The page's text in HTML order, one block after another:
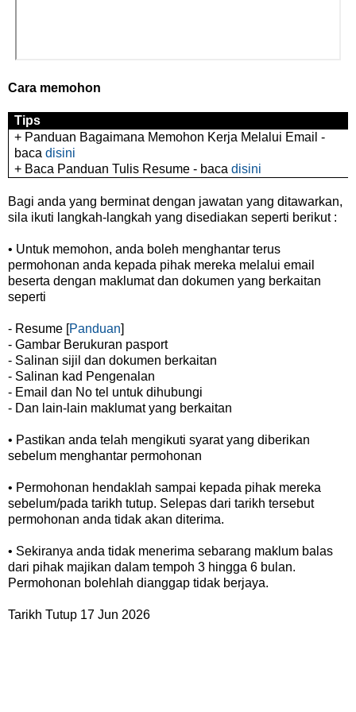
Cara memohon
Tips
+ Panduan Bagaimana Memohon Kerja Melalui Email -
bacadisini
+ Baca Panduan Tulis Resume - bacadisini
Bagi anda yang berminat dengan jawatan yang ditawarkan,
sila ikuti langkah-langkah yang disediakan seperti berikut :
• Untuk memohon, anda boleh menghantar terus
permohonan anda kepada pihak mereka melalui email
beserta dengan maklumat dan dokumen yang berkaitan
seperti
- Resume [Panduan]
- Gambar Berukuran pasport
- Salinan sijil dan dokumen berkaitan
- Salinan kad Pengenalan
- Email dan No tel untuk dihubungi
- Dan lain-lain maklumat yang berkaitan
• Pastikan anda telah mengikuti syarat yang diberikan
sebelum menghantar permohonan
• Permohonan hendaklah sampai kepada pihak mereka
sebelum/pada tarikh tutup. Selepas dari tarikh tersebut
permohonan anda tidak akan diterima.
• Sekiranya anda tidak menerima sebarang maklum balas
dari pihak majikan dalam tempoh 3 hingga 6 bulan.
Permohonan bolehlah dianggap tidak berjaya.
Tarikh Tutup 17 Jun 2026